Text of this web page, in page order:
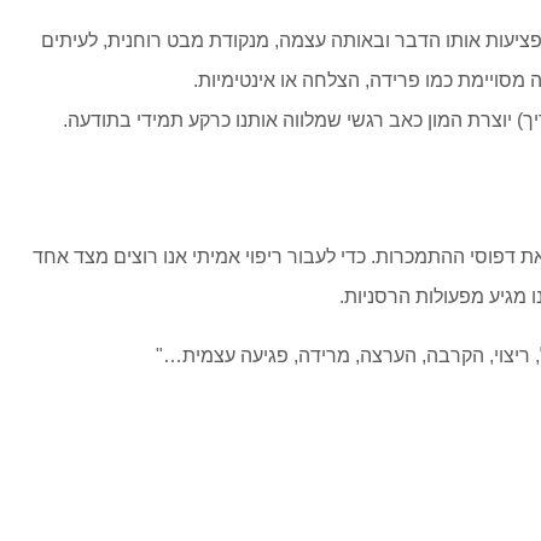
אותו הדבר ובאותה עצמה, מנקודת מבט רוחנית, לעיתים
כמו פרידה, הצלחה או אינטימיות.
המון כאב רגשי שמלווה אותנו כרקע תמידי בתודעה.
ההתמכרות. כדי לעבור ריפוי אמיתי אנו רוצים מצד אחד
מגיע מפעולות הרסניות.
ריצוי, הקרבה, הערצה, מרידה, פגיעה עצמית…"